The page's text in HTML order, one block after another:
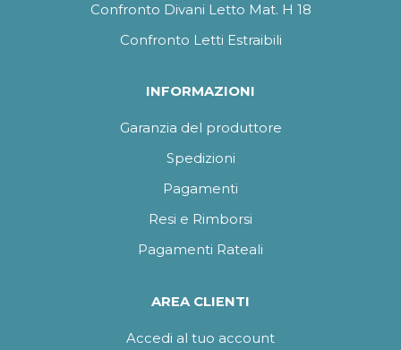
Confronto Divani Letto Mat. H 18
Confronto Letti Estraibili
INFORMAZIONI
Garanzia del produttore
Spedizioni
Pagamenti
Resi e Rimborsi
Pagamenti Rateali
AREA CLIENTI
Accedi al tuo account